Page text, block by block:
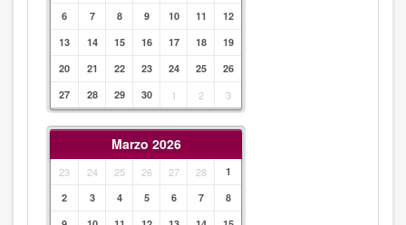
6
7 8 9 10 11
12
13
14 15 16 17 18
19
20
21 22 23 24 25
26
27
28 29 30 1 2 3
Marzo 2026
23 24 25 26 27 28
1
2
3 4 5 6 7
8